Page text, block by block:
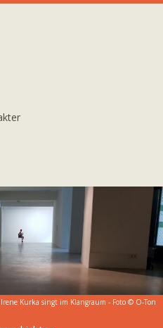
Irene Kurka singt im Klangraum - Foto © O-Ton